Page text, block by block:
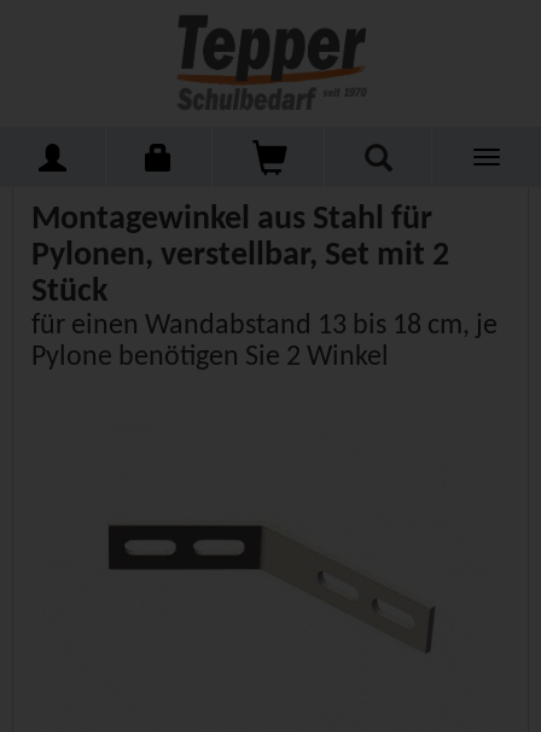
Toggle
Home Schulmöbel
Montagewinkel aus Stahl für
Pylonen, verstellbar, Set mit 2
Stück
für einen Wandabstand 13 bis 18 cm, je
Pylone benötigen Sie 2 Winkel